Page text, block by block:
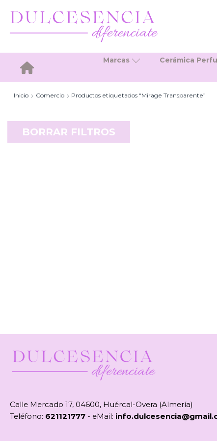
Inicio
Marcas Cerámica
Inicio Comercio Productos etiquetados “Mirage Transparente”
BORRAR FILTROS
Calle Mercado 17, 04600, Huércal-Overa (Almería)
Teléfono: 621121777 - eMail: